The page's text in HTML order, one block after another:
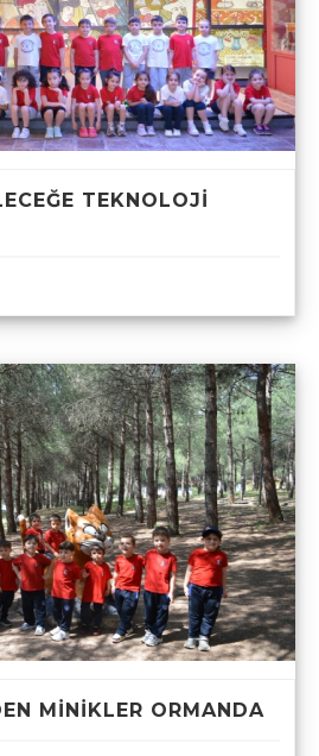
TEKNOLOJİ
MİNİKLER ORMANDA